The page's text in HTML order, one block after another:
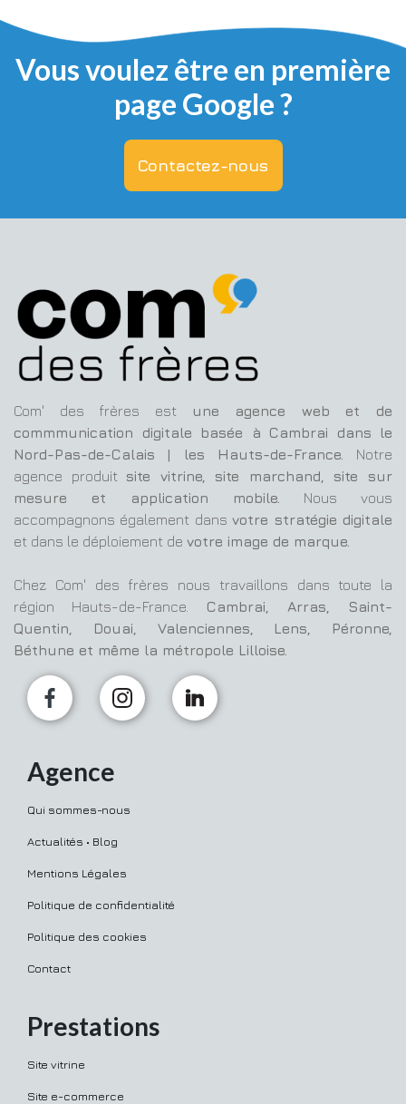
Vous voulez être en première
page Google ?
Contactez-nous
Com' des frères est
une agence web et de
commmunication digitale basée à Cambrai dans le
Nord-Pas-de-Calais | les Hauts-de-France. Notre
agence produit site vitrine, site marchand, site sur
mesure et application mobile.
Nous vous
accompagnons également dansvotre stratégie digitale
et dans le déploiement de votre image de marque.
Chez Com' des frères nous travaillons dans toute la
région Hauts-de-France. Cambrai, Arras, Saint-
Quentin, Douai, Valenciennes, Lens, Péronne,
Béthune et même la métropole Lilloise.
Agence
Qui sommes-nous
Actualités • Blog
Mentions Légales
Politique de confidentialité
Politique des cookies
Contact
Prestations
Site vitrine
Site e-commerce